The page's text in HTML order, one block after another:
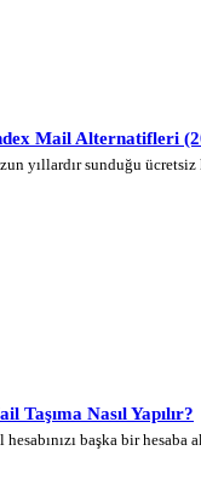
Mail Alternatifleri
yıllardır sunduğu
Taşıma Nasıl Yapılır?
başka bir hesaba